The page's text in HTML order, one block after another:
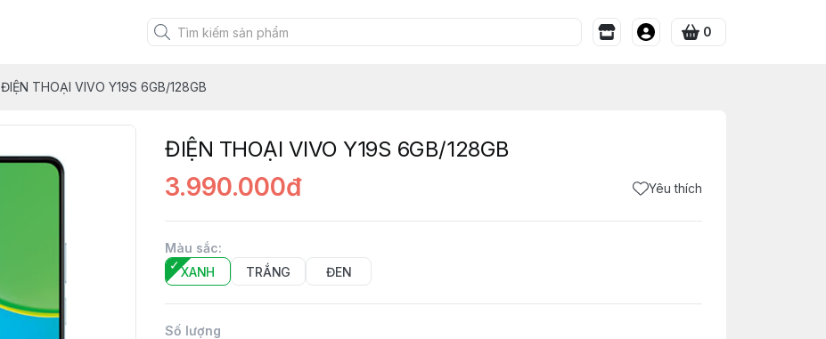
0
ĐIỆN THOẠI VIVO Y19S 6GB/128GB
ĐIỆN THOẠI VIVO Y19S 6GB/128GB
3.990.000đ Yêu thích
Màu sắc:
XANH
TRẮNG ĐEN
Số lượng